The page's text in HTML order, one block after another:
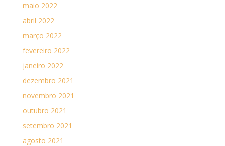
maio 2022
abril 2022
março 2022
fevereiro 2022
janeiro 2022
dezembro 2021
novembro 2021
outubro 2021
setembro 2021
agosto 2021